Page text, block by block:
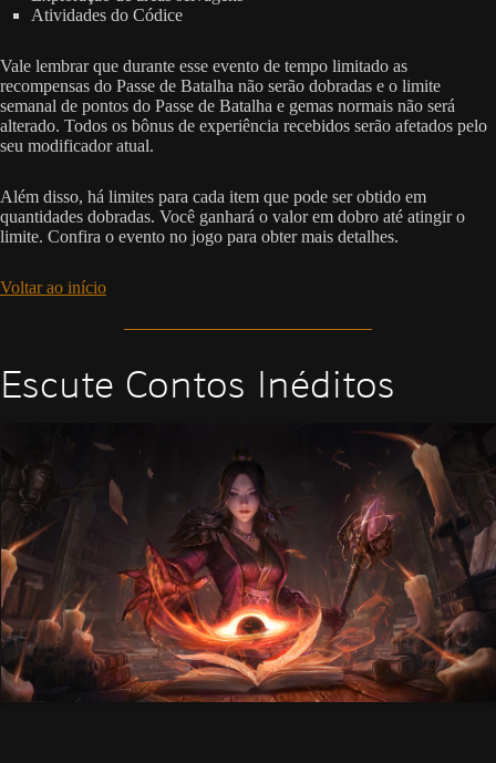
Atividades do Códice
Vale lembrar que durante esse evento de tempo limitado as
recompensas do Passe de Batalha não serão dobradas e o limite
semanal de pontos do Passe de Batalha e gemas normais não será
alterado. Todos os bônus de experiência recebidos serão afetados pelo
seu modificador atual.
Além disso, há limites para cada item que pode ser obtido em
quantidades dobradas. Você ganhará o valor em dobro até atingir o
limite. Confira o evento no jogo para obter mais detalhes.
Voltar ao início
Escute Contos Inéditos